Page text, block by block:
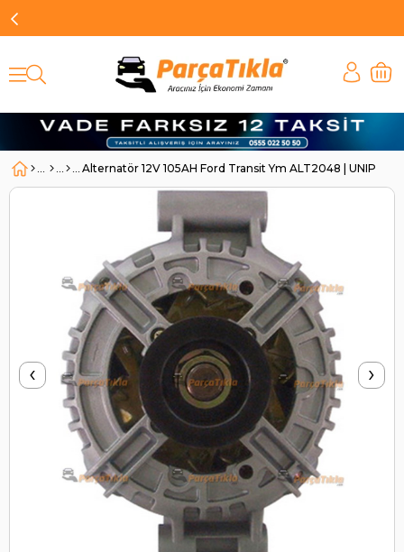
Alternatör 12V 105AH Ford Transit Ym ALT2048 |
‹ ›